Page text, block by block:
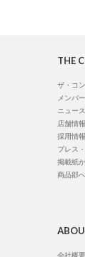
THE
ザ・コ
メンバ
ニュー
店舗情報
採用情報
プレス
掲載紙
商品部
会社概要